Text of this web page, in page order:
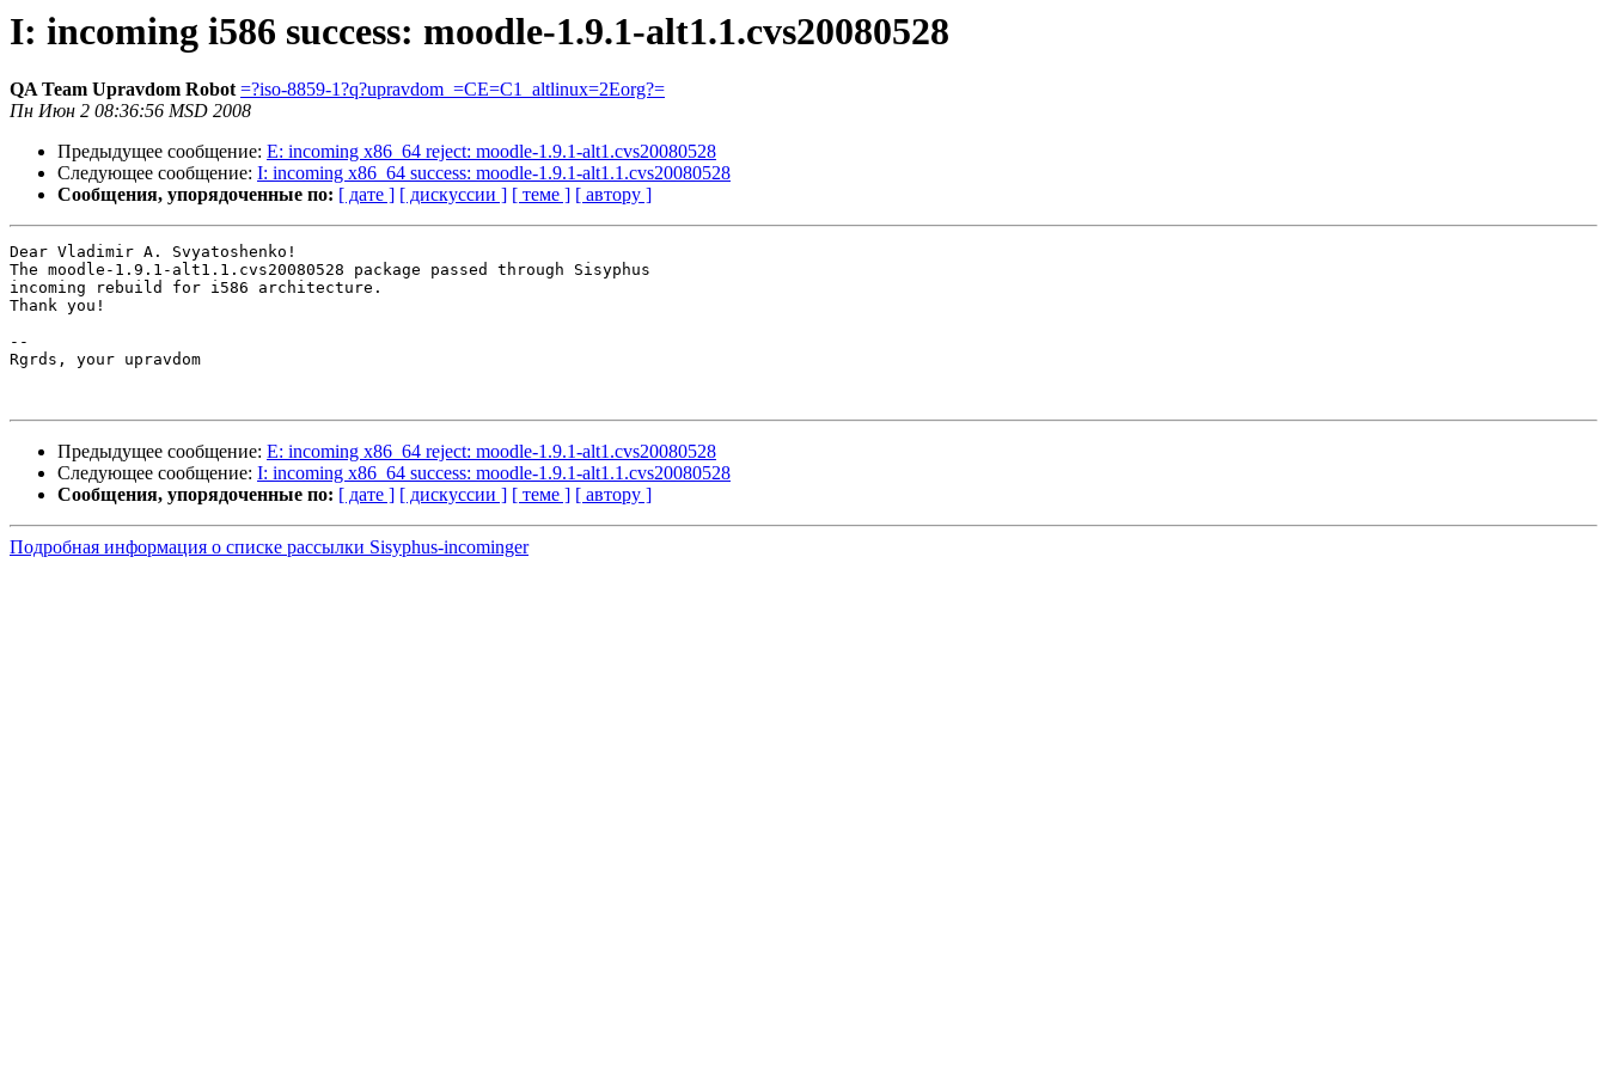
I: incoming i586 success: moodle-1.9.1-alt1.1.cvs20080528
QA Team Upravdom Robot =?iso-8859-1?q?upravdom_=CE=C1_altlinux=2Eorg?=
Пн Июн 2 08:36:56 MSD 2008
Предыдущее сообщение: E: incoming x86_64 reject: moodle-1.9.1-alt1.cvs20080528
Следующее сообщение: I: incoming x86_64 success: moodle-1.9.1-alt1.1.cvs20080528
Сообщения, упорядоченные по: [ дате ] [ дискуссии ] [ теме ] [ автору ]
Dear Vladimir A. Svyatoshenko!
The moodle-1.9.1-alt1.1.cvs20080528 package passed through Sisyphus
incoming rebuild for i586 architecture.
Thank you!
--
Rgrds, your upravdom
Предыдущее сообщение: E: incoming x86_64 reject: moodle-1.9.1-alt1.cvs20080528
Следующее сообщение: I: incoming x86_64 success: moodle-1.9.1-alt1.1.cvs20080528
Сообщения, упорядоченные по: [ дате ] [ дискуссии ] [ теме ] [ автору ]
Подробная информация о списке рассылки Sisyphus-incominger